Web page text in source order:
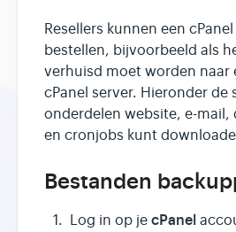
Resellers kunnen een
bestellen, bijvoorbeeld als
verhuisd moet worden naar
cPanel server. Hieronder de
onderdelen website, e-mail,
en cronjobs kunt
Bestanden
Log in op je cPanel